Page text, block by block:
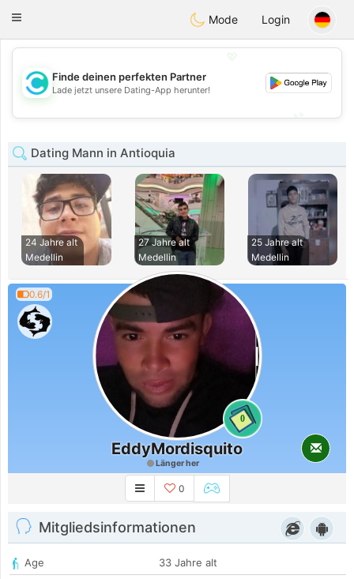
olombiaCitas
Toggle
Mode Login
💖
💕
Finde deinen perfekten Partner
Lade jetzt unsere Dating-App herunter!
Dating Mann in Antioquia
24 Jahre alt
Medellin
27 Jahre alt
Medellin
25 Jahre alt
Medellin
0.6/1
0
EddyMordisquito
Länger her
0
Mitgliedsinformationen
Age
33 Jahre alt